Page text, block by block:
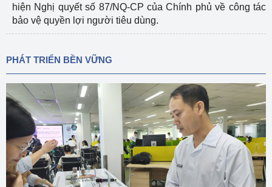
hiện Nghị quyết số 87/NQ-CP của Chính phủ về công tác
bảo vệ quyền lợi người tiêu dùng.
PHÁT TRIỂN BỀN VỮNG